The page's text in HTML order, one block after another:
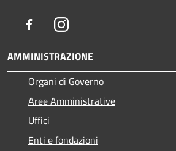
FacebookInstagram
AMMINISTRAZIONE
Organi di Governo
Aree Amministrative
Uffici
Enti e fondazioni